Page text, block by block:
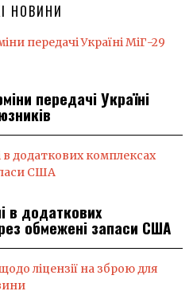
НОВИНИ
передачі Україні
в додаткових
обмежені запаси США